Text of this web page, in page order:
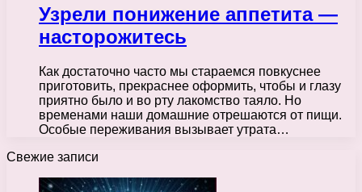
Узрели понижение аппетита —
насторожитесь
Как достаточно часто мы стараемся повкуснее
приготовить, прекраснее оформить, чтобы и глазу
приятно было и во рту лакомство таяло. Но
временами наши домашние отрешаются от пищи.
Особые переживания вызывает утрата…
Свежие записи